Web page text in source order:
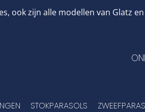
ook zijn alle modellen van Glatz
STOKPARASOLS